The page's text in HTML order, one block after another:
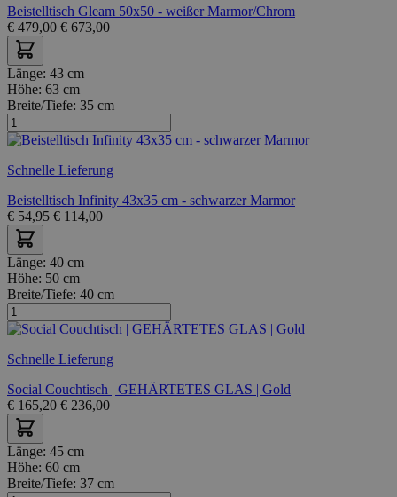
Beistelltisch Gleam 50x50 - weißer Marmor/Chrom
€ 479,00 € 673,00
Länge: 43 cm
Höhe: 63 cm
Breite/Tiefe: 35 cm
Schnelle Lieferung
Beistelltisch Infinity 43x35 cm - schwarzer Marmor
€ 54,95 € 114,00
Länge: 40 cm
Höhe: 50 cm
Breite/Tiefe: 40 cm
Schnelle Lieferung
Social Couchtisch | GEHÄRTETES GLAS | Gold
€ 165,20 € 236,00
Länge: 45 cm
Höhe: 60 cm
Breite/Tiefe: 37 cm